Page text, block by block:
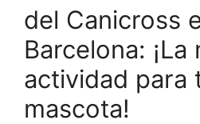
del Canicross
Barcelona: ¡La
actividad para
mascota!